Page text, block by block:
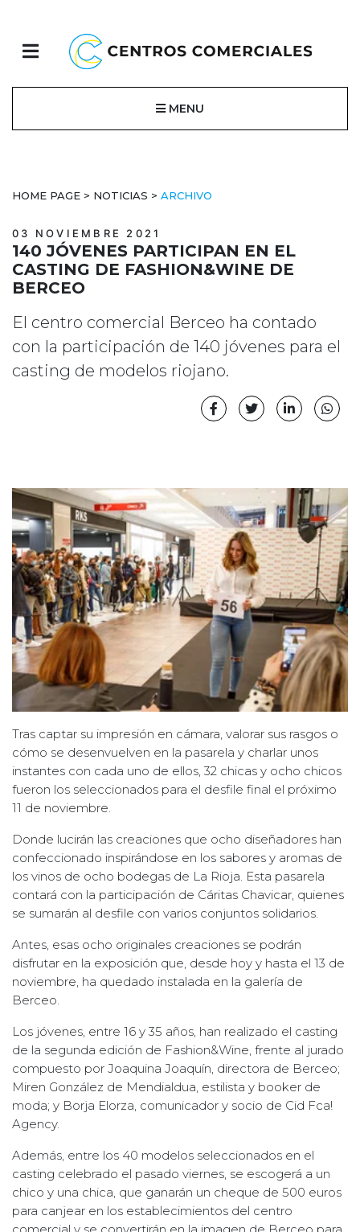
MENU
HOME PAGE > NOTICIAS > ARCHIVO
03 NOVIEMBRE 2021
140 JÓVENES PARTICIPAN EN EL
CASTING DE FASHION&WINE DE
BERCEO
El centro comercial Berceo ha contado
con la participación de 140 jóvenes para el
casting de modelos riojano.
Tras captar su impresión en cámara, valorar sus rasgos o
cómo se desenvuelven en la pasarela y charlar unos
instantes con cada uno de ellos, 32 chicas y ocho chicos
fueron los seleccionados para el desfile final el próximo
11 de noviembre.
Donde lucirán las creaciones que ocho diseñadores han
confeccionado inspirándose en los sabores y aromas de
los vinos de ocho bodegas de La Rioja. Esta pasarela
contará con la participación de Cáritas Chavicar, quienes
se sumarán al desfile con varios conjuntos solidarios.
Antes, esas ocho originales creaciones se podrán
disfrutar en la exposición que, desde hoy y hasta el 13 de
noviembre, ha quedado instalada en la galería de
Berceo.
Los jóvenes, entre 16 y 35 años, han realizado el casting
de la segunda edición de Fashion&Wine, frente al jurado
compuesto por Joaquina Joaquín, directora de Berceo;
Miren González de Mendialdua, estilista y booker de
moda; y Borja Elorza, comunicador y socio de Cid Fca!
Agency.
Además, entre los 40 modelos seleccionados en el
casting celebrado el pasado viernes, se escogerá a un
chico y una chica, que ganarán un cheque de 500 euros
para canjear en los establecimientos del centro